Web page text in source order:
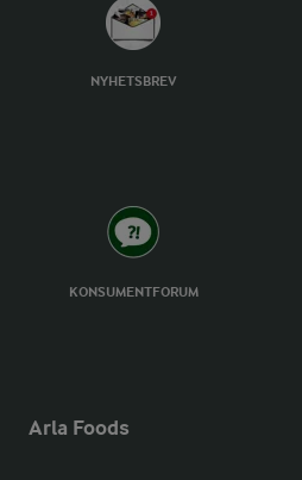
NYHETSBREV
KONSUMENTFORUM
Arla Foods